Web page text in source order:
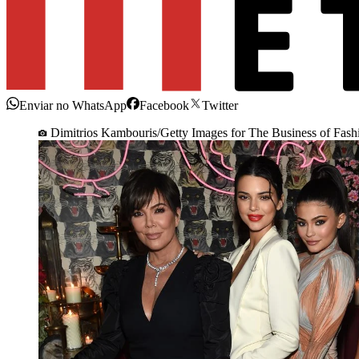
Enviar no WhatsApp Facebook
Twitter
Dimitrios Kambouris/Getty Images for The Business of